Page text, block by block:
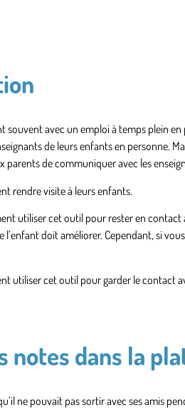
souvent avec un emploi à temps plein
de leurs enfants en personne.
de communiquer avec les
rendre visite à leurs enfants.
utiliser cet outil pour rester en
l’enfant doit améliorer. Cependant, si
utiliser cet outil pour garder le contact
notes dans la
ne pouvait pas sortir avec ses amis